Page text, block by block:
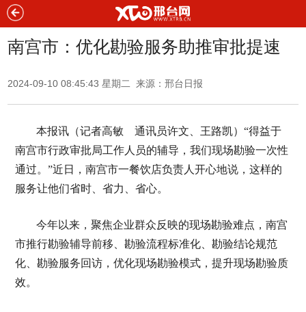
南宫市：优化勘验服务助推审批提速
2024-09-10 08:45:43 星期二 来源：邢台日报
本报讯（记者高敏 通讯员许文、王路凯）“得益于
南宫市行政审批局工作人员的辅导，我们现场勘验一次性
通过。”近日，南宫市一餐饮店负责人开心地说，这样的
服务让他们省时、省力、省心。
今年以来，聚焦企业群众反映的现场勘验难点，南宫
市推行勘验辅导前移、勘验流程标准化、勘验结论规范
化、勘验服务回访，优化现场勘验模式，提升现场勘验质
效。